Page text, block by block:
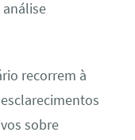
recorrem à
sobre